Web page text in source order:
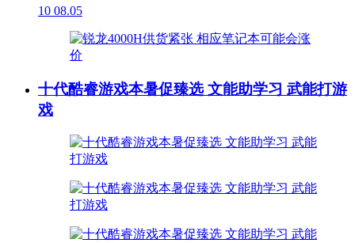
10 08.05
十代酷睿游戏本暑促臻选 文能助学习 武能打游
戏